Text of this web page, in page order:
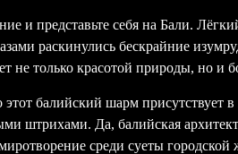
и представьте себя на Бали.
раскинулись бескрайние
не только красотой природы, но и
этот балийский шарм
штрихами. Да, балийская
среди суеты городской